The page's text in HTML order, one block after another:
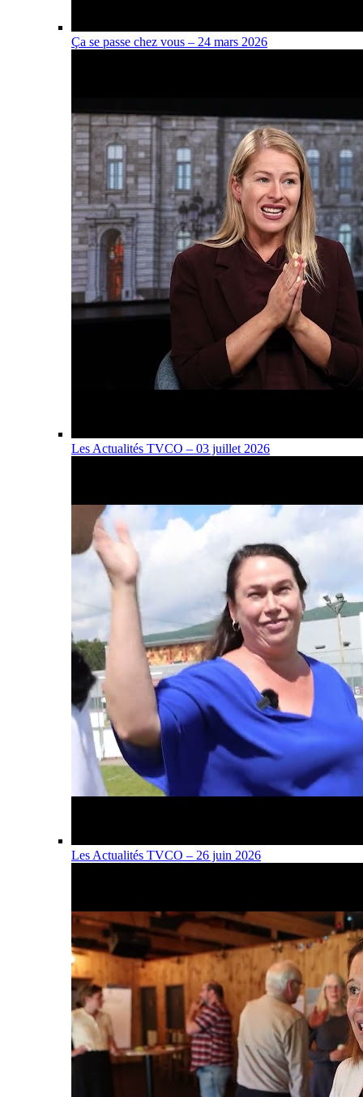
Ça se passe chez vous – 24 mars 2026
Les Actualités TVCO – 03 juillet 2026
Les Actualités TVCO – 26 juin 2026